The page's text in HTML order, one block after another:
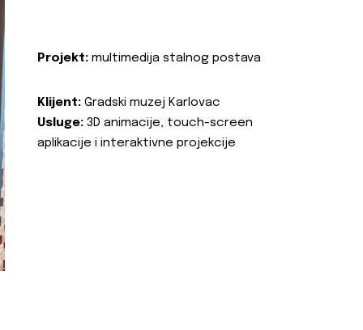
Projekt: multimedija stalnog postava
Klijent: Gradski muzej Karlovac
Usluge: 3D animacije, touch-screen
aplikacije i interaktivne projekcije